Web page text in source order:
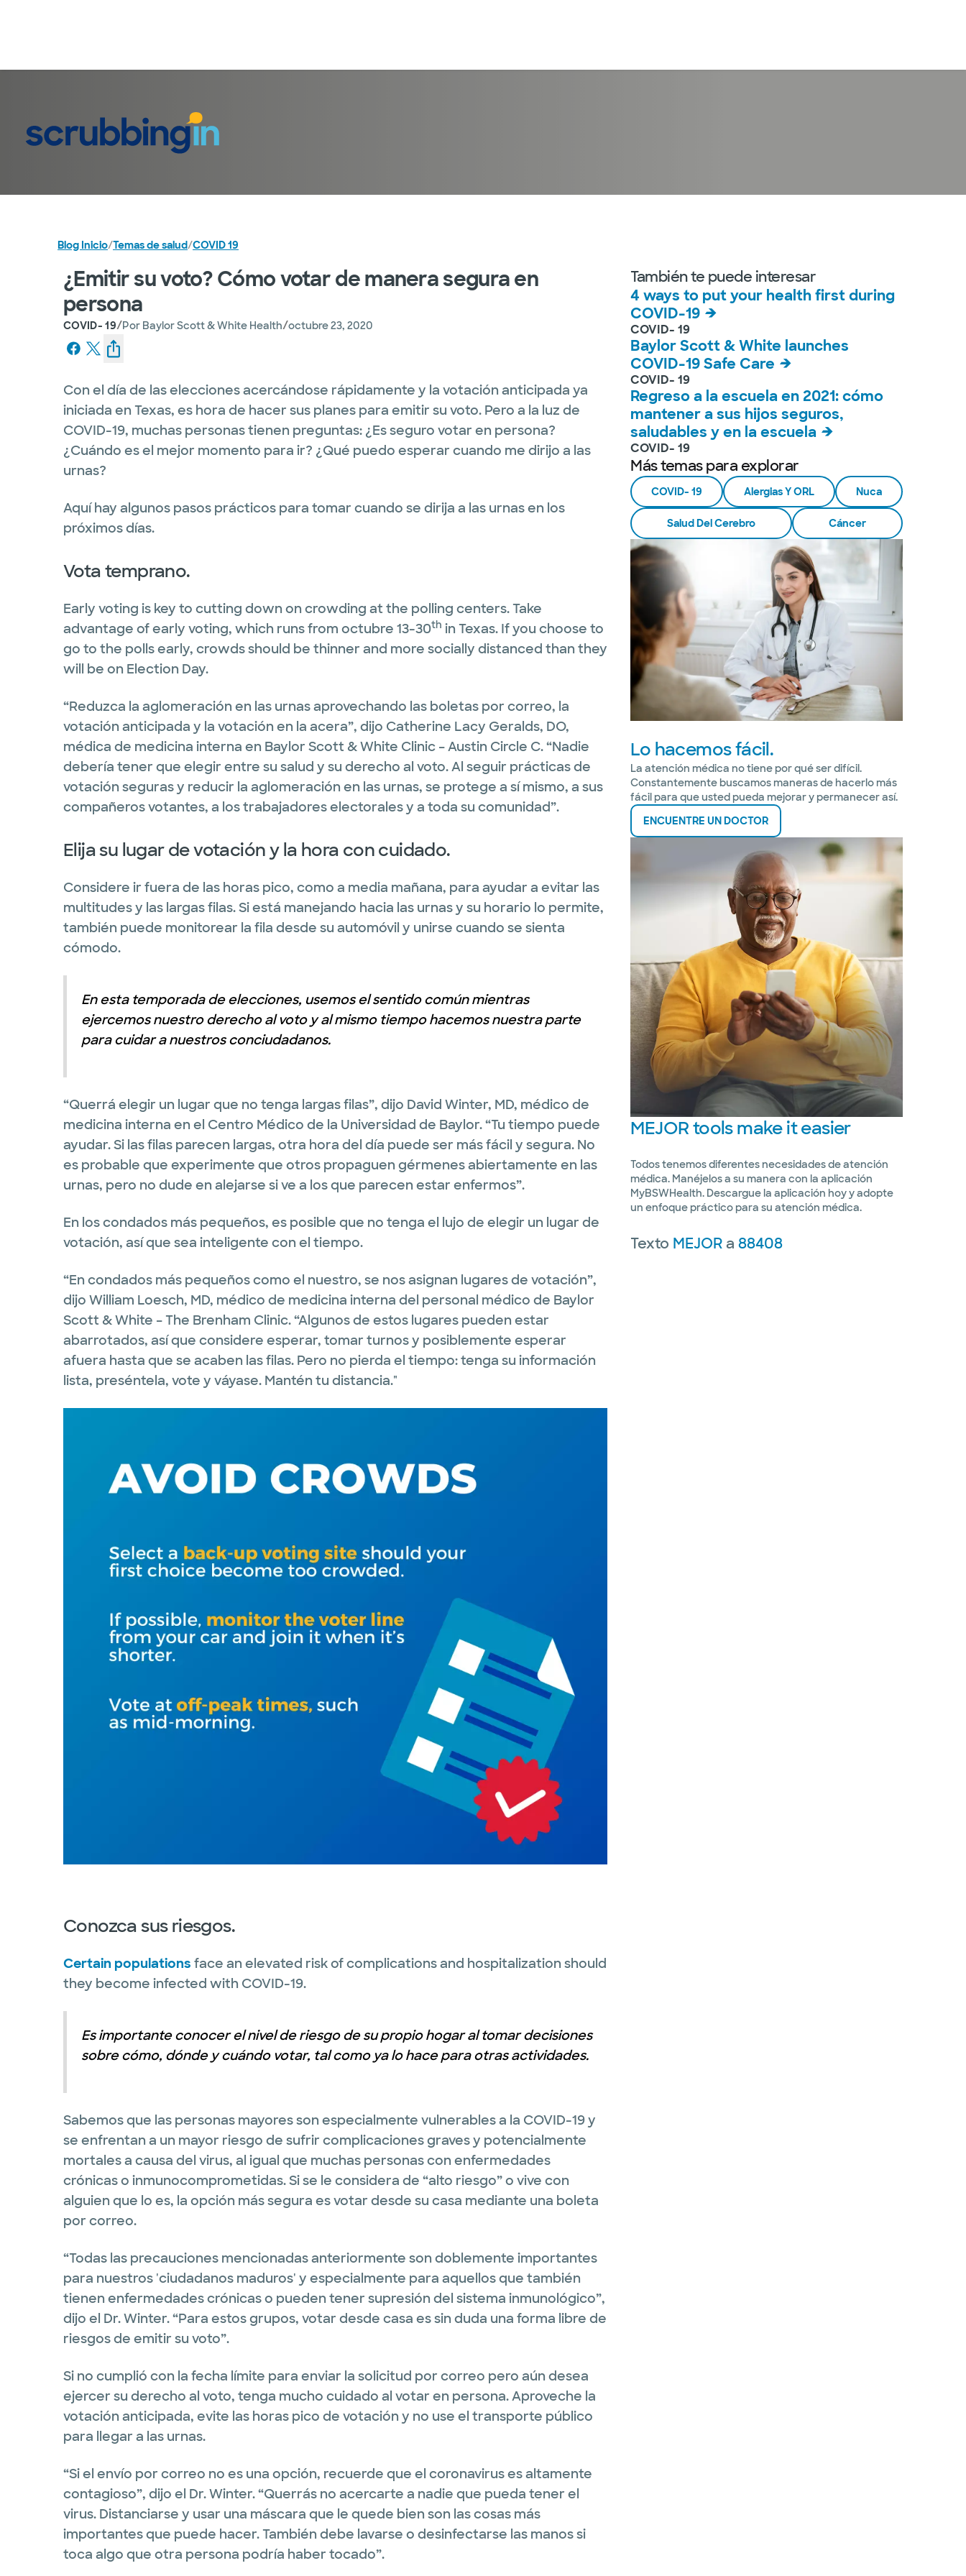
Blog Inicio/Temas de salud/COVID 19
¿Emitir su voto? Cómo votar de manera segura en
persona
COVID- 19/Por Baylor Scott & White Health/octubre 23, 2020
Con el día de las elecciones acercándose rápidamente y la votación anticipada ya
iniciada en Texas, es hora de hacer sus planes para emitir su voto. Pero a la luz de
COVID-19, muchas personas tienen preguntas: ¿Es seguro votar en persona?
¿Cuándo es el mejor momento para ir? ¿Qué puedo esperar cuando me dirijo a las
urnas?
Aquí hay algunos pasos prácticos para tomar cuando se dirija a las urnas en los
próximos días.
Vota temprano.
Early voting is key to cutting down on crowding at the polling centers. Take
advantage of early voting, which runs from octubre 13-30th in Texas. If you choose to
go to the polls early, crowds should be thinner and more socially distanced than they
will be on Election Day.
“Reduzca la aglomeración en las urnas aprovechando las boletas por correo, la
votación anticipada y la votación en la acera”, dijo Catherine Lacy Geralds, DO,
médica de medicina interna en Baylor Scott & White Clinic – Austin Circle C. “Nadie
debería tener que elegir entre su salud y su derecho al voto. Al seguir prácticas de
votación seguras y reducir la aglomeración en las urnas, se protege a sí mismo, a sus
compañeros votantes, a los trabajadores electorales y a toda su comunidad”.
Elija su lugar de votación y la hora con cuidado.
Considere ir fuera de las horas pico, como a media mañana, para ayudar a evitar las
multitudes y las largas filas. Si está manejando hacia las urnas y su horario lo permite,
también puede monitorear la fila desde su automóvil y unirse cuando se sienta
cómodo.
En esta temporada de elecciones, usemos el sentido común mientras
ejercemos nuestro derecho al voto y al mismo tiempo hacemos nuestra parte
para cuidar a nuestros conciudadanos.
“Querrá elegir un lugar que no tenga largas filas”, dijo David Winter, MD, médico de
medicina interna en el Centro Médico de la Universidad de Baylor. “Tu tiempo puede
ayudar. Si las filas parecen largas, otra hora del día puede ser más fácil y segura. No
es probable que experimente que otros propaguen gérmenes abiertamente en las
urnas, pero no dude en alejarse si ve a los que parecen estar enfermos”.
En los condados más pequeños, es posible que no tenga el lujo de elegir un lugar de
votación, así que sea inteligente con el tiempo.
“En condados más pequeños como el nuestro, se nos asignan lugares de votación”,
dijo William Loesch, MD, médico de medicina interna del personal médico de Baylor
Scott & White – The Brenham Clinic. “Algunos de estos lugares pueden estar
abarrotados, así que considere esperar, tomar turnos y posiblemente esperar
afuera hasta que se acaben las filas. Pero no pierda el tiempo: tenga su información
lista, preséntela, vote y váyase. Mantén tu distancia."
Conozca sus riesgos.
Certain populations face an elevated risk of complications and hospitalization should
they become infected with COVID-19.
Es importante conocer el nivel de riesgo de su propio hogar al tomar decisiones
sobre cómo, dónde y cuándo votar, tal como ya lo hace para otras actividades.
Sabemos que las personas mayores son especialmente vulnerables a la COVID-19 y
se enfrentan a un mayor riesgo de sufrir complicaciones graves y potencialmente
mortales a causa del virus, al igual que muchas personas con enfermedades
crónicas o inmunocomprometidas. Si se le considera de “alto riesgo” o vive con
alguien que lo es, la opción más segura es votar desde su casa mediante una boleta
por correo.
“Todas las precauciones mencionadas anteriormente son doblemente importantes
para nuestros 'ciudadanos maduros' y especialmente para aquellos que también
tienen enfermedades crónicas o pueden tener supresión del sistema inmunológico”,
dijo el Dr. Winter. “Para estos grupos, votar desde casa es sin duda una forma libre de
riesgos de emitir su voto”.
Si no cumplió con la fecha límite para enviar la solicitud por correo pero aún desea
ejercer su derecho al voto, tenga mucho cuidado al votar en persona. Aproveche la
votación anticipada, evite las horas pico de votación y no use el transporte público
para llegar a las urnas.
“Si el envío por correo no es una opción, recuerde que el coronavirus es altamente
contagioso”, dijo el Dr. Winter. “Querrás no acercarte a nadie que pueda tener el
virus. Distanciarse y usar una máscara que le quede bien son las cosas más
importantes que puede hacer. También debe lavarse o desinfectarse las manos si
toca algo que otra persona podría haber tocado”.
También te puede interesar
4 ways to put your health first during
COVID-19
COVID- 19
Baylor Scott & White launches
COVID-19 Safe Care
COVID- 19
Regreso a la escuela en 2021: cómo
mantener a sus hijos seguros,
saludables y en la escuela
COVID- 19
Más temas para explorar
COVID- 19 Alergias Y ORL Nuca
Salud Del Cerebro Cáncer
Lo hacemos fácil.
La atención médica no tiene por qué ser difícil.
Constantemente buscamos maneras de hacerlo más
fácil para que usted pueda mejorar y permanecer así.
ENCUENTRE UN DOCTOR
MEJORtools make it easier
Todos tenemos diferentes necesidades de atención
médica. Manéjelos a su manera con la aplicación
MyBSWHealth. Descargue la aplicación hoy y adopte
un enfoque práctico para su atención médica.
Texto MEJORa88408